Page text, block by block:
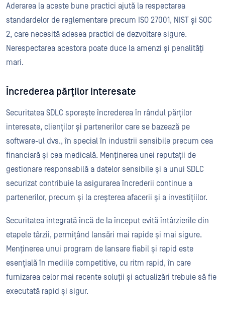
Aderarea la aceste bune practici ajută la respectarea
standardelor de reglementare precum ISO 27001, NIST și SOC
2, care necesită adesea practici de dezvoltare sigure.
Nerespectarea acestora poate duce la amenzi și penalități
mari.
Încrederea părților interesate
Securitatea SDLC sporește încrederea în rândul părților
interesate, clienților și partenerilor care se bazează pe
software-ul dvs., în special în industrii sensibile precum cea
financiară și cea medicală. Menținerea unei reputații de
gestionare responsabilă a datelor sensibile și a unui SDLC
securizat contribuie la asigurarea încrederii continue a
partenerilor, precum și la creșterea afacerii și a investițiilor.
Securitatea integrată încă de la început evită întârzierile din
etapele târzii, permițând lansări mai rapide și mai sigure.
Menținerea unui program de lansare fiabil și rapid este
esențială în mediile competitive, cu ritm rapid, în care
furnizarea celor mai recente soluții și actualizări trebuie să fie
executată rapid și sigur.